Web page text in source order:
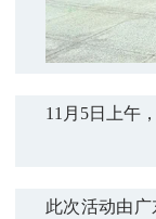
11月5日上午
此次活动由